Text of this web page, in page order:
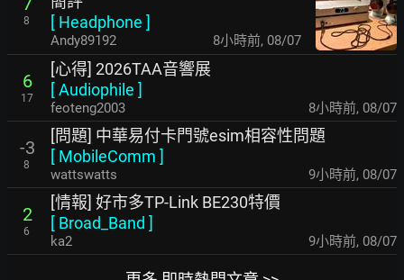
8
[ Headphone ]
Andy89192 8小時前, 08/07
6
17
[心得] 2026TAA音響展
[Audiophile ]
feoteng2003 8小時前, 08/07
-3
8
[問題] 中華易付卡門號esim相容性問題
[ MobileComm ]
wattswatts 9小時前, 08/07
2
6
[情報] 好市多TP-Link BE230特價
[ Broad_Band ]
ka2 9小時前, 08/07